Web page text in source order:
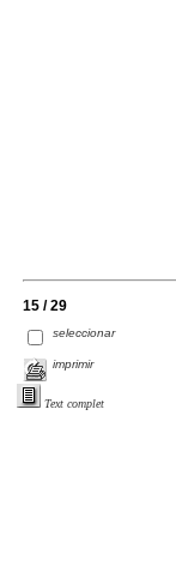
15 / 29
seleccionar
imprimir
Text complet